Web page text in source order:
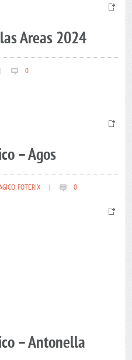
Areas 2024
0
– Agos
,FOTERIX 0
– Antonella